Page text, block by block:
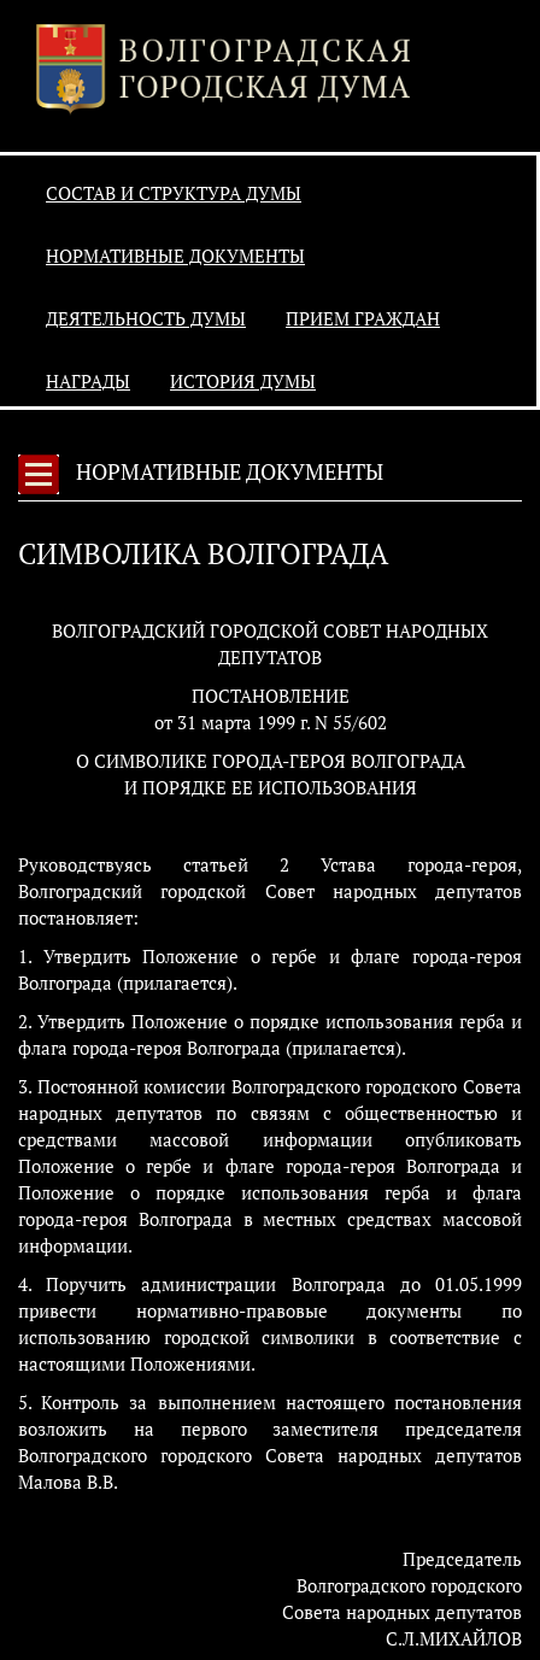
СОСТАВ И СТРУКТУРА ДУМЫ
НОРМАТИВНЫЕ ДОКУМЕНТЫ
ДЕЯТЕЛЬНОСТЬ ДУМЫ ПРИЕМ ГРАЖДАН
НАГРАДЫ ИСТОРИЯ ДУМЫ
НОРМАТИВНЫЕ ДОКУМЕНТЫ
СИМВОЛИКА ВОЛГОГРАДА
ВОЛГОГРАДСКИЙ ГОРОДСКОЙ СОВЕТ НАРОДНЫХ
ДЕПУТАТОВ
ПОСТАНОВЛЕНИЕ
от 31 марта 1999 г. N 55/602
О СИМВОЛИКЕ ГОРОДА-ГЕРОЯ ВОЛГОГРАДА
И ПОРЯДКЕ ЕЕ ИСПОЛЬЗОВАНИЯ
Руководствуясь статьей 2 Устава города-героя,
Волгоградский городской Совет народных депутатов
постановляет:
1. Утвердить Положение о гербе и флаге города-героя
Волгограда (прилагается).
2. Утвердить Положение о порядке использования герба и
флага города-героя Волгограда (прилагается).
3. Постоянной комиссии Волгоградского городского Совета
народных депутатов по связям с общественностью и
средствами массовой информации опубликовать
Положение о гербе и флаге города-героя Волгограда и
Положение о порядке использования герба и флага
города-героя Волгограда в местных средствах массовой
информации.
4. Поручить администрации Волгограда до 01.05.1999
привести нормативно-правовые документы по
использованию городской символики в соответствие с
настоящими Положениями.
5. Контроль за выполнением настоящего постановления
возложить на первого заместителя председателя
Волгоградского городского Совета народных депутатов
Малова В.В.
Председатель
Волгоградского городского
Совета народных депутатов
С.Л.МИХАЙЛОВ